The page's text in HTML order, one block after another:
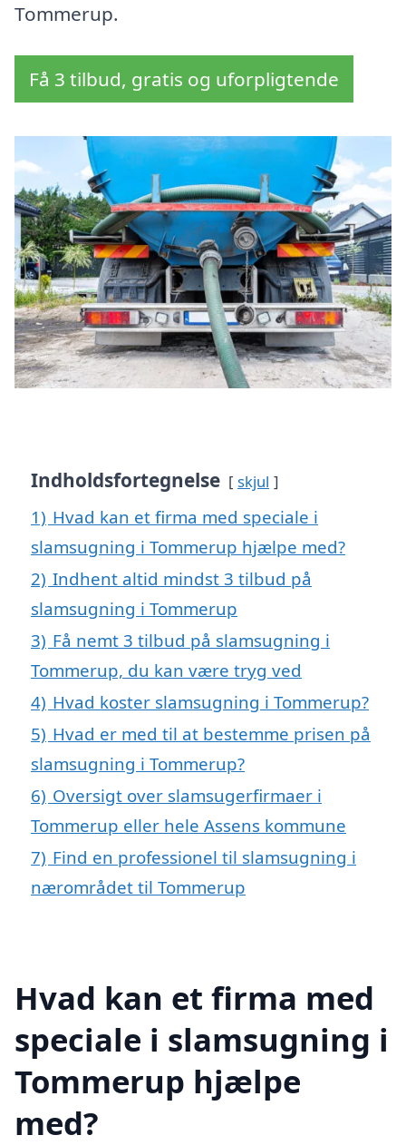
Tommerup.
Få 3 tilbud, gratis og uforpligtende
Indholdsfortegnelse skjul
1) Hvad kan et firma med speciale i
slamsugning i Tommerup hjælpe med?
2) Indhent altid mindst 3 tilbud på
slamsugning i Tommerup
3) Få nemt 3 tilbud på slamsugning i
Tommerup, du kan være tryg ved
4) Hvad koster slamsugning i Tommerup?
5) Hvad er med til at bestemme prisen på
slamsugning i Tommerup?
6) Oversigt over slamsugerfirmaer i
Tommerup eller hele Assens kommune
7) Find en professionel til slamsugning i
nærområdet til Tommerup
Hvad kan et firma med
speciale i slamsugning i
Tommerup hjælpe
med?